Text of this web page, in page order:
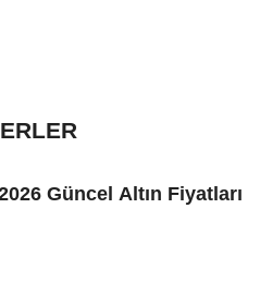
Güncel Altın Fiyatları